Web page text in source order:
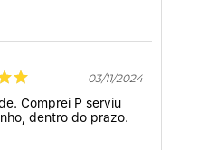
03/11/2024
Comprei P serviu
dentro do prazo.